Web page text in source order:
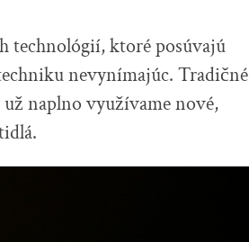
technológií, ktoré posúvajú
nevynímajúc. Tradičné
naplno využívame nové,